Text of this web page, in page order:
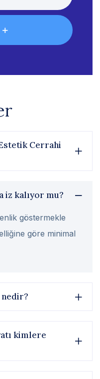
Cerrahi
iz kalıyor mu?
göstermekle
göre minimal
kimlere